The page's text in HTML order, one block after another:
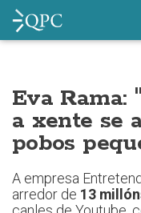
Eva Rama:
a xente se
pobos
A empresa
arredor de 13